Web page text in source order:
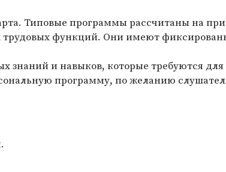
Типовые программы рассчитаны на
трудовых функций. Они имеют
и навыков, которые требуются для
программу, по желанию